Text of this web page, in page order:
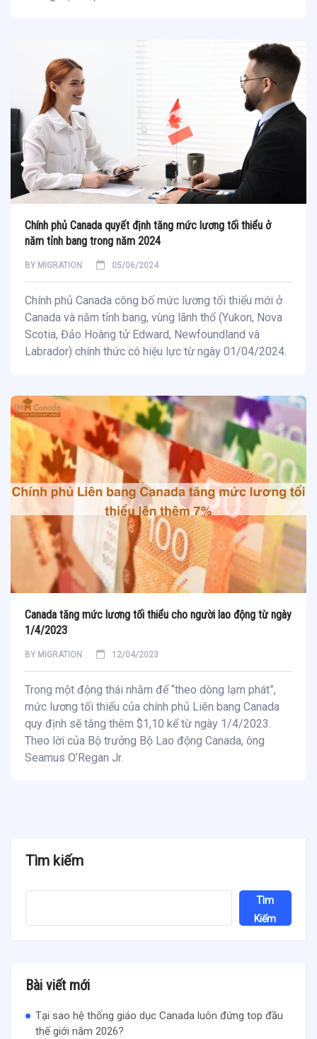
Chính phủ Canada quyết định tăng mức lương tối thiểu ở
năm tỉnh bang trong năm 2024
BY MIGRATION 05/06/2024
Chính phủ Canada công bố mức lương tối thiểu mới ở
Canada và năm tỉnh bang, vùng lãnh thổ (Yukon, Nova
Scotia, Đảo Hoàng tử Edward, Newfoundland và
Labrador) chính thức có hiệu lực từ ngày 01/04/2024.
Canada tăng mức lương tối thiểu cho người lao động từ ngày
1/4/2023
BY MIGRATION 12/04/2023
Trong một động thái nhằm để “theo dòng lạm phát”,
mức lương tối thiểu của chính phủ Liên bang Canada
quy định sẽ tăng thêm $1,10 kể từ ngày 1/4/2023.
Theo lời của Bộ trưởng Bộ Lao động Canada, ông
Seamus O’Regan Jr.
Tìm kiếm
Tìm
Kiếm
Bài viết mới
Tại sao hệ thống giáo dục Canada luôn đứng top đầu
thế giới năm 2026?